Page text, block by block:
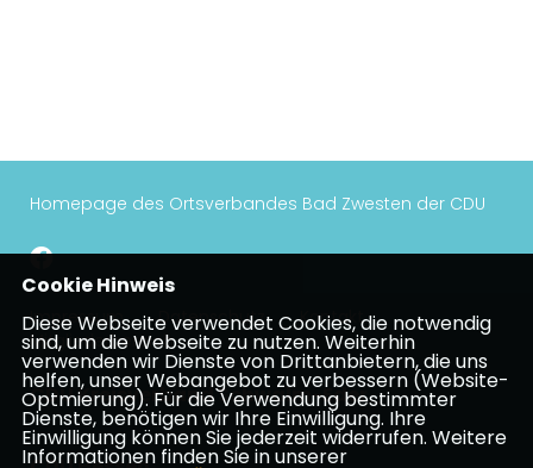
Homepage des Ortsverbandes Bad Zwesten der CDU
Impressum Datenschutz
Kontakt
Mitgliederbereich
CDU Kreisverband Schwalm-Eder
Cookie Hinweis
Diese Webseite verwendet Cookies, die notwendig
sind, um die Webseite zu nutzen. Weiterhin
verwenden wir Dienste von Drittanbietern, die uns
helfen, unser Webangebot zu verbessern (Website-
Optmierung). Für die Verwendung bestimmter
Dienste, benötigen wir Ihre Einwilligung. Ihre
Einwilligung können Sie jederzeit widerrufen. Weitere
Informationen finden Sie in unserer